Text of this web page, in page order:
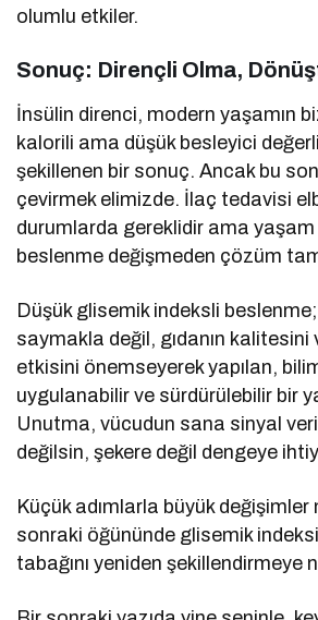
olumlu etkiler.
Sonuç: Dirençli Olma,
İnsülin direnci, modern yaşamın
kalorili ama düşük besleyici
şekillenen bir sonuç. Ancak bu
çevirmek elimizde. İlaç tedavisi
durumlarda gereklidir ama yaşam
beslenme değişmeden çözüm
Düşük glisemik indeksli
saymakla değil, gıdanın kalitesini
etkisini önemseyerek yapılan,
uygulanabilir ve sürdürülebilir bir
Unutma, vücudun sana sinyal
değilsin, şekere değil dengeye
Küçük adımlarla büyük değişimler
sonraki öğününde glisemik
tabağını yeniden şekillendirmeye